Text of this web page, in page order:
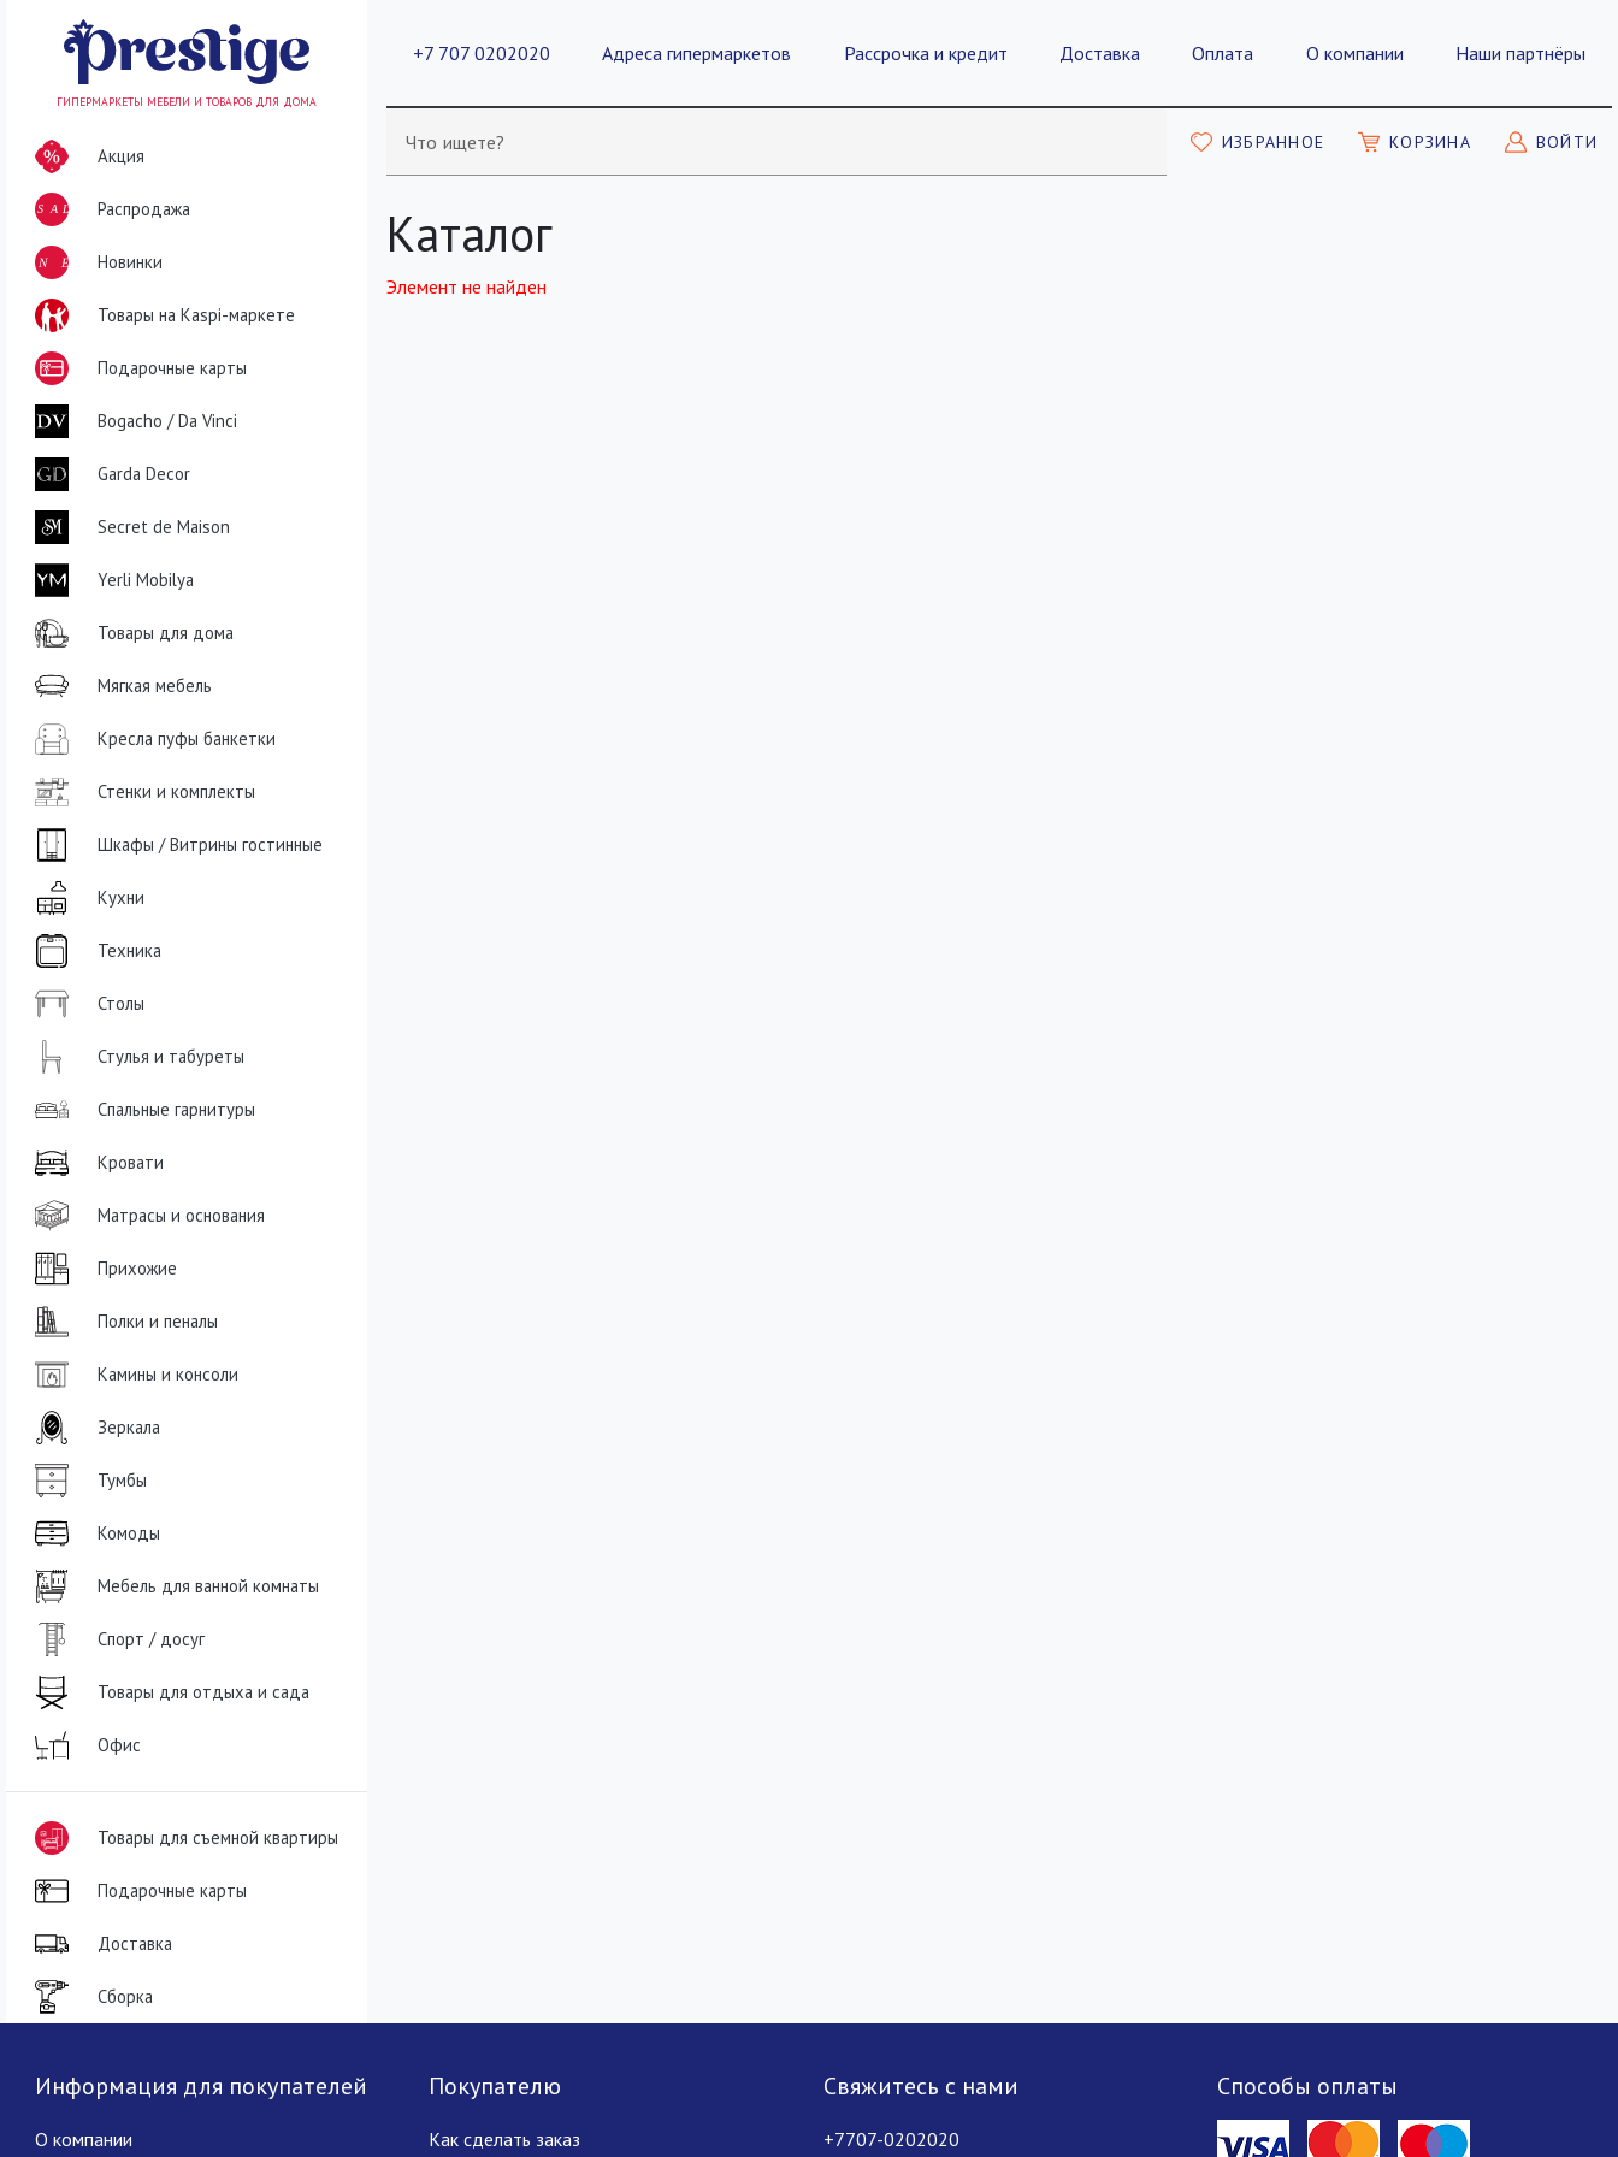
+7 707 0202020 Адреса гипермаркетов Рассрочка и кредит Доставка Оплата О компании Наши партнёры
Что ищете? ИЗБРАННОЕ КОРЗИНА ВОЙТИ
ГИПЕРМАРКЕТЫ МЕБЕЛИ И ТОВАРОВ ДЛЯ ДОМА
Акция
SALE Распродажа
NEWНовинки
Товары на Kaspi-маркете
Подарочные карты
Bogacho / Da Vinci
Garda Decor
Secret de Maison
Yerli Mobilya
Товары для дома
Мягкая мебель
Кресла пуфы банкетки
Стенки и комплекты
Шкафы / Витрины гостинные
Кухни
Техника
Столы
Стулья и табуреты
Спальные гарнитуры
Кровати
Матрасы и основания
Прихожие
Полки и пеналы
Камины и консоли
Зеркала
Тумбы
Комоды
Мебель для ванной комнаты
Спорт / досуг
Товары для отдыха и сада
Офис
Товары для съемной квартиры
Подарочные карты
Доставка
Сборка
Каталог
Элемент не найден
Информация для покупателей
О компании
Покупателю
Как сделать заказ
Свяжитесь с нами
+7707-0202020
Способы оплаты